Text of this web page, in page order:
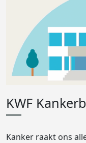
KWF
Kanker raakt ons